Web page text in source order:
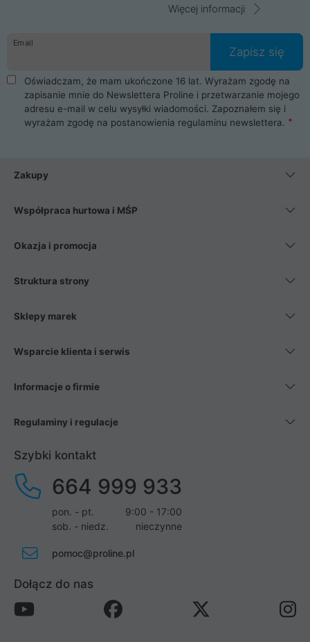
komunikacja ze sklepem komputerowym ProLine jest
danych osobowych. Dlatego zakup notebooka albo laptopa w
ProLine to czysta przyjemność i pełne bezpieczeństwo.
Zaopatrzysz się u nas w akcesoria i części komputerowe
takie jak procesory, karty graficzne, płyty główne, pamięci,
dyski SSD, M.2 oraz HDD. Nasi pracownicy pomogą Ci wybrać
najlepszy zasilacz komputerowy oraz obudowę do komputera.
Poza komputerami mamy również najlepsze na rynku
Smartfony takich producentów jak Xiaomi, Apple, Samsung i
wentylatory. Na koniec mając już to wszystko, możesz
Więcej informacji
Email
Zapisz się
Oświadczam, że mam ukończone 16 lat. Wyrażam zgodę na
zapisanie mnie do Newslettera Proline i przetwarzanie mojego
adresu e-mail w celu wysyłki wiadomości. Zapoznałem się i
wyrażam zgodę na postanowienia regulaminu newslettera.
Zakupy
Współpraca hurtowa i MŚP
Okazja i promocja
Struktura strony
Sklepy marek
Wsparcie klienta i serwis
Informacje o firmie
Regulaminy i regulacje
Szybki kontakt
664 999 933
pon. - pt.
9:00 - 17:00
sob. - niedz.
nieczynne
pomoc@proline.pl
Dołącz do nas